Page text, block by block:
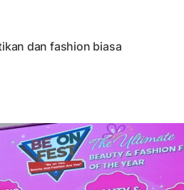
dan fashion biasa